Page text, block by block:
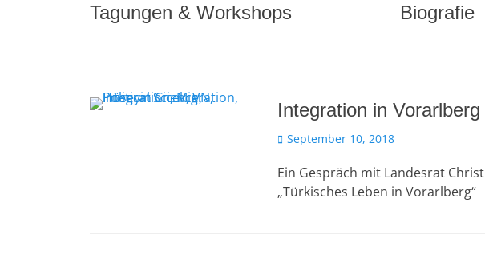
Tagungen & Workshops Biografie
Integration in Vorarlberg
Veröffentlicht
September 10, 2018
Ein Gespräch mit Landesrat
„Türkisches Leben in Vorarlberg“